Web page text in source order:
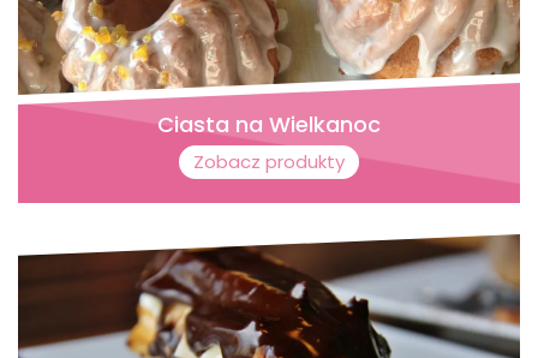
Ciasta na Wielkanoc
Zobacz produkty